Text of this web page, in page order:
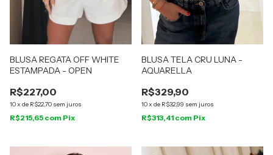
BLUSA REGATA OFF WHITE
ESTAMPADA - OPEN
R$227,00
10x de R$22,70 sem juros
R$215,65 com Pix
BLUSA TELA CRU LUNA -
AQUARELLA
R$329,90
10x de R$32,99 sem juros
R$313,41 com Pix